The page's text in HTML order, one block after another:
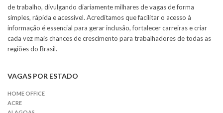
de trabalho, divulgando diariamente milhares de vagas de forma
simples, rápida e acessível. Acreditamos que facilitar o acesso à
informação é essencial para gerar inclusão, fortalecer carreiras e criar
cada vez mais chances de crescimento para trabalhadores de todas as
regiões do Brasil.
VAGAS POR ESTADO
HOME OFFICE
ACRE